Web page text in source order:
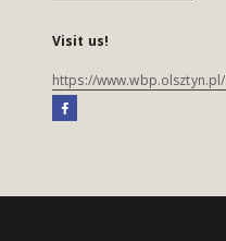
Visit us!
https://www.wbp.olsztyn.pl/